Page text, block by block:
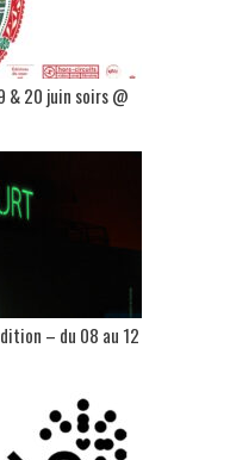
& 20 juin soirs @
– du 08 au 12